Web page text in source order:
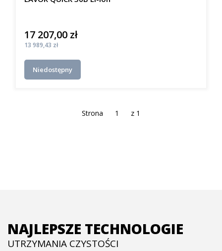
Cena
17 207,00 zł
Cena
13 989,43 zł
Niedostępny
Strona z 1
NAJLEPSZE TECHNOLOGIE
UTRZYMANIA CZYSTOŚCI